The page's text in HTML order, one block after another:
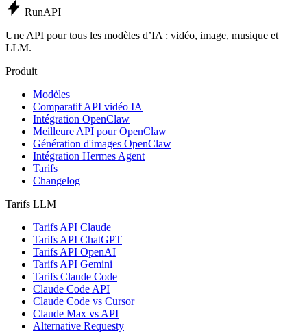
RunAPI
Une API pour tous les modèles d’IA : vidéo, image, musique et
LLM.
Produit
Modèles
Comparatif API vidéo IA
Intégration OpenClaw
Meilleure API pour OpenClaw
Génération d'images OpenClaw
Intégration Hermes Agent
Tarifs
Changelog
Tarifs LLM
Tarifs API Claude
Tarifs API ChatGPT
Tarifs API OpenAI
Tarifs API Gemini
Tarifs Claude Code
Claude Code API
Claude Code vs Cursor
Claude Max vs API
Alternative Requesty